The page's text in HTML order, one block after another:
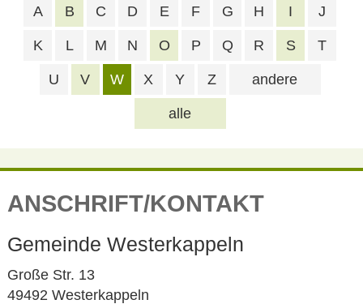
alle
A B C D E F G H I J
K L M N O P Q R S T
U V W X Y Z andere
ANSCHRIFT/KONTAKT
Gemeinde Westerkappeln
Große Str. 13
49492 Westerkappeln